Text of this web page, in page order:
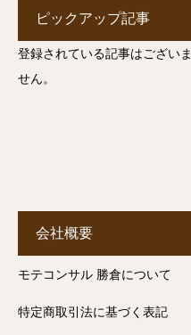
ピックアップ記事
登録されている記事はございま
せん。
会社概要
モテコンサル 勝倉について
特定商取引法に基づく表記